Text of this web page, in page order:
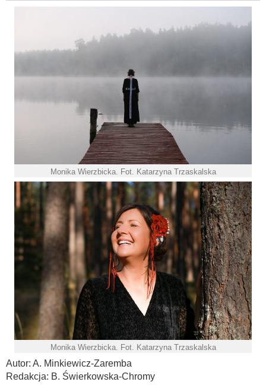
Monika Wierzbicka. Fot. Katarzyna Trzaskalska
Monika Wierzbicka. Fot. Katarzyna Trzaskalska
Autor: A. Minkiewicz-Zaremba
Redakcja: B. Świerkowska-Chromy